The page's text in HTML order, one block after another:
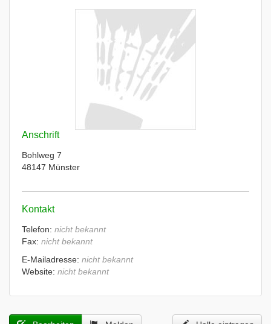
Anschrift
Bohlweg 7
48147 Münster
Kontakt
Telefon: nicht bekannt
Fax: nicht bekannt
E-Mailadresse: nicht bekannt
Website: nicht bekannt